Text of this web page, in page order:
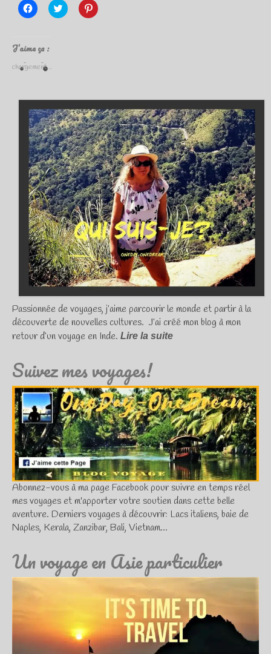
Cliquez
pour
dans
une
nouvelle
fenêtre)
Cliquez
pour
Cliquez
pour
J’aime ça :
chargement…
Passionnée de voyages, j’aime parcourir le monde et partir à la
découverte de nouvelles cultures. J’ai créé mon blog à mon
retour d’un voyage en Inde. Lire la suite
Suivez mes voyages!
Abonnez-vous à ma page Facebook pour suivre en temps réel
mes voyages et m'apporter votre soutien dans cette belle
aventure. Derniers voyages à découvrir: Lacs italiens, baie de
Naples, Kerala, Zanzibar, Bali, Vietnam...
Un voyage en Asie particulier